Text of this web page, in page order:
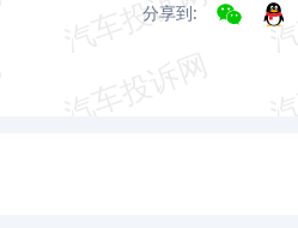
分享到: